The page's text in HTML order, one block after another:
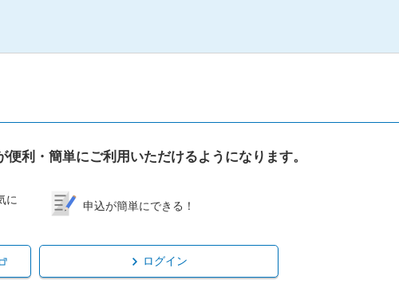
利・簡単にご利用いただけるようになります。
に
申込が簡単にできる！
ログイン